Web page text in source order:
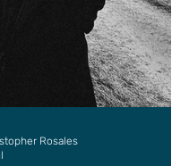
Rosales